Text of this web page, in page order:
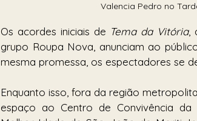
Valencia Pedro no
Os acordes iniciais de Tema da Vitória,
grupo Roupa Nova, anunciam ao
mesma promessa, os espectadores se
Enquanto isso, fora da região
espaço ao Centro de Convivência da